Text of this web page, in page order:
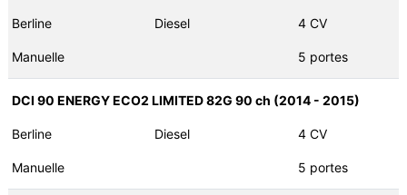
Berline Diesel 4 CV
Manuelle 5 portes
DCI 90 ENERGY ECO2 LIMITED 82G 90 ch (2014 - 2015)
Berline Diesel 4 CV
Manuelle 5 portes